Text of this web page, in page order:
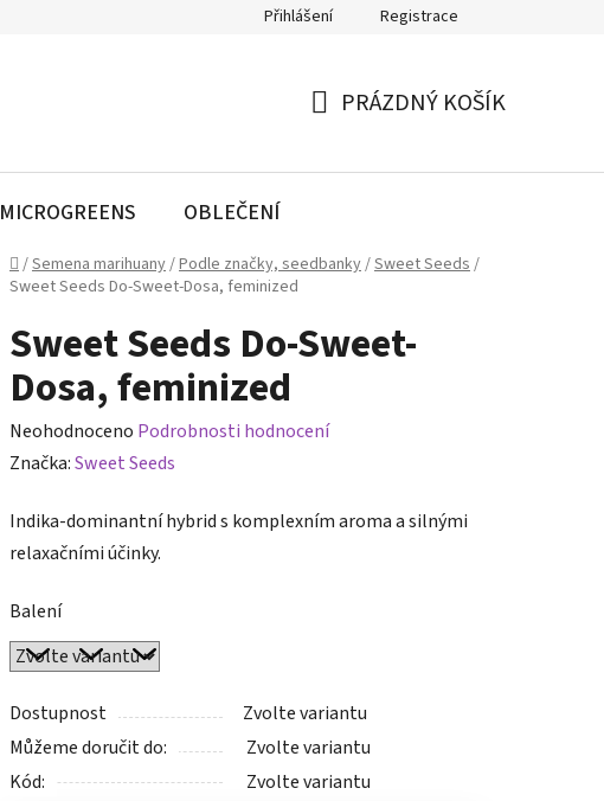
Přihlášení Registrace
PRÁZDNÝ KOŠÍK
MICROGREENS OBLEČENÍ
Domů
/Semena marihuany/Podle značky, seedbanky/Sweet Seeds/
Sweet Seeds Do-Sweet-Dosa, feminized
Sweet Seeds Do-Sweet-
Dosa, feminized
Průměrné
hodnocení
je
0,0
5
hvězdiček.
Neohodnoceno Podrobnosti hodnocení
Značka:Sweet Seeds
Indika-dominantní hybrid s komplexním aroma a silnými
relaxačními účinky.
Balení
Dostupnost
Zvolte variantu
Můžeme doručit do:
Zvolte variantu
Kód:
Zvolte variantu